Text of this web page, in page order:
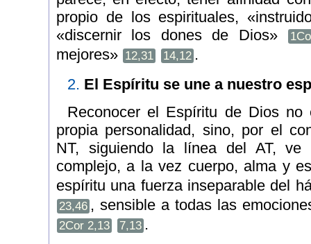
propio de los espirituales,
«discernir los dones de Dios»
mejores» 12,31 14,12 .
2. El Espíritu se une a nuestro
Reconocer el Espíritu de Dios
propia personalidad, sino, por el
NT, siguiendo la línea del AT,
complejo, a la vez cuerpo, alma y
espíritu una fuerza inseparable del
23,46 , sensible a todas las
2Cor 2,13 7,13 .